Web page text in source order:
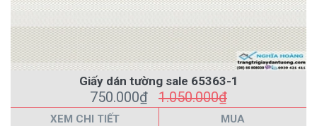
Giấy dán tường sale 65363-1
750.000₫ 1.050.000₫
XEM CHI TIẾT MUA